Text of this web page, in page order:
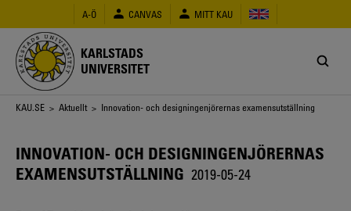
huvudinnehåll
A-Ö CANVAS MITT KAU
KARLSTADS
UNIVERSITET
Länkstig
KAU.SE > Aktuellt > Innovation- och designingenjörernas examensutställning
INNOVATION- OCH DESIGNINGENJÖRERNAS
EXAMENSUTSTÄLLNING 2019-05-24